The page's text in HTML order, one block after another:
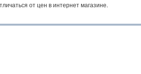
от цен в интернет магазине.